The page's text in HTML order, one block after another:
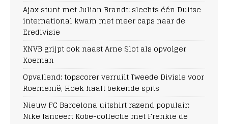
Ajax stunt met Julian Brandt: slechts één Duitse
international kwam met meer caps naar de
Eredivisie
KNVB grijpt ook naast Arne Slot als opvolger
Koeman
Opvallend: topscorer verruilt Tweede Divisie voor
Roemenië, Hoek haalt bekende spits
Nieuw FC Barcelona uitshirt razend populair:
Nike lanceert Kobe-collectie met Frenkie de